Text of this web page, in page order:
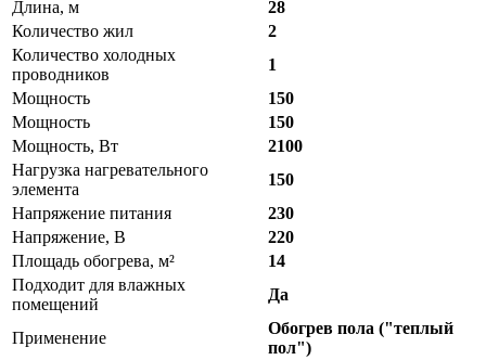
Длина, м
28
Количество жил
2
Количество холодных
проводников
1
Мощность
150
Мощность
150
Мощность, Вт
2100
Нагрузка нагревательного
элемента
150
Напряжение питания
230
Напряжение, В
220
Площадь обогрева, м²
14
Подходит для влажных
помещений
Да
Применение
Обогрев пола ("теплый
пол")